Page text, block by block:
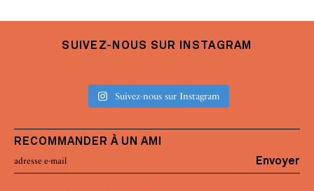
SUIVEZ-NOUS SUR INSTAGRAM
Suivez-nous sur Instagram
RECOMMANDER À UN AMI
Envoyer